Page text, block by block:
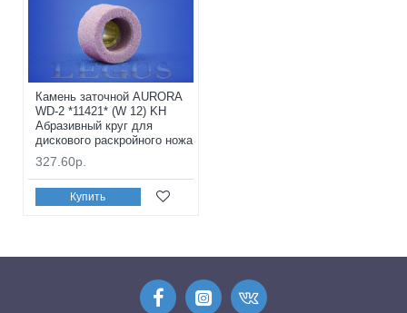
Камень заточной AURORA
WD-2 *11421* (W 12) KH
Абразивный круг для
дискового раскройного ножа
327.60р.
Купить